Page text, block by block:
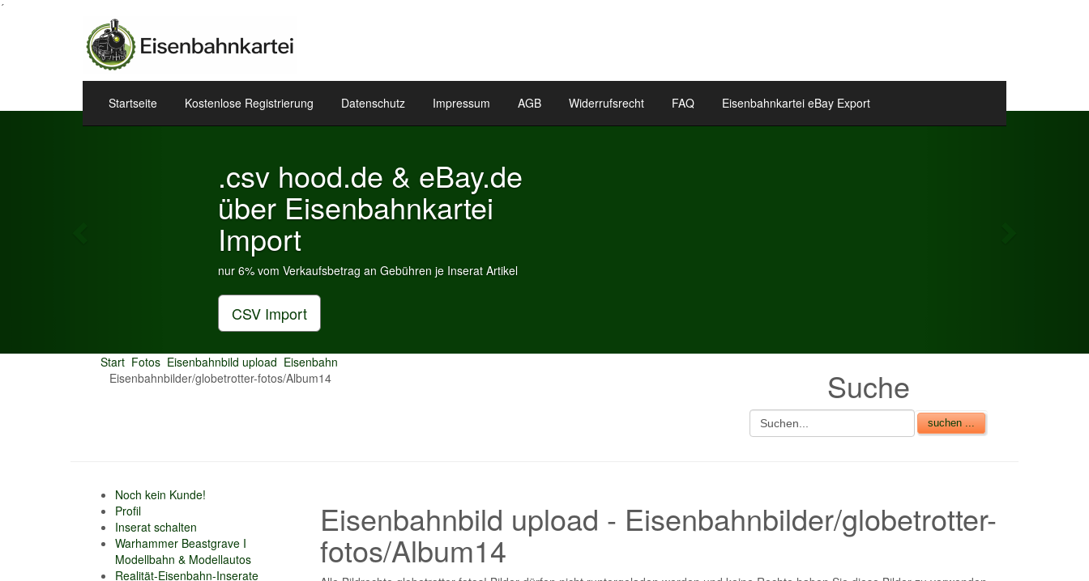
´
Startseite Kostenlose Registrierung Datenschutz Impressum AGB Widerrufsrecht FAQ Eisenbahnkartei eBay Export
Eisenbahnkartei Inserate
Widget.
Previous
Start Fotos Eisenbahnbild upload Eisenbahn
Eisenbahnbilder/globetrotter-fotos/Album14
Suche
Noch kein Kunde!
Profil
Inserat schalten
Warhammer Beastgrave I
Modellbahn & Modellautos
Realität-Eisenbahn-Inserate
Eisenbahnbild upload - Eisenbahnbilder/globetrotter-
fotos/Album14